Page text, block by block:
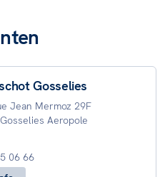
Gosselies
Jean Mermoz 29F
Aeropole
06 66